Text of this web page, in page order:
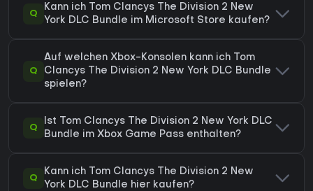
Q
Kann ich Tom Clancys The Division 2 New
York DLC Bundle im Microsoft Store kaufen?
Q
Auf welchen Xbox-Konsolen kann ich Tom
Clancys The Division 2 New York DLC Bundle
spielen?
Q
Ist Tom Clancys The Division 2 New York DLC
Bundle im Xbox Game Pass enthalten?
Q
Kann ich Tom Clancys The Division 2 New
York DLC Bundle hier kaufen?